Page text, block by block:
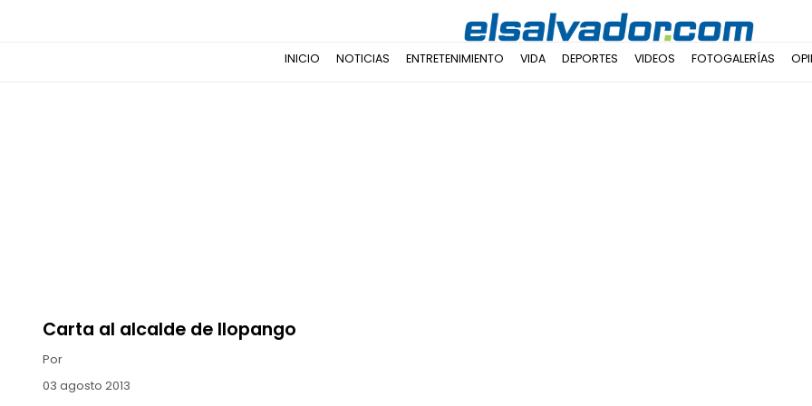
INICIO NOTICIAS ENTRETENIMIENTO VIDA DEPORTES VIDEOS FOTOGALERÍAS
Carta al alcalde de Ilopango
Por
03 agosto 2013